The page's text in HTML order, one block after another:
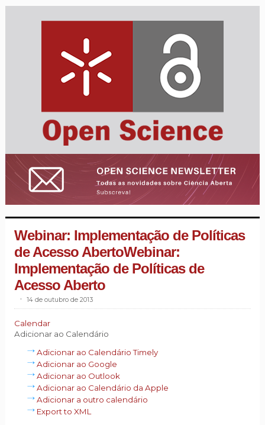
Webinar: Implementação de Políticas
de Acesso AbertoWebinar:
Implementação de Políticas de
Acesso Aberto
14 de outubro de 2013
Calendar
Adicionar ao Calendário
Adicionar ao Calendário Timely
Adicionar ao Google
Adicionar ao Outlook
Adicionar ao Calendário da Apple
Adicionar a outro calendário
Export to XML